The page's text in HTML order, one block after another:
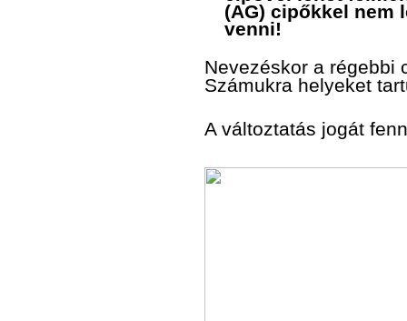
(AG) cipőkkel nem
venni!
Nevezéskor a régebbi
Számukra helyeket
A változtatás jogát